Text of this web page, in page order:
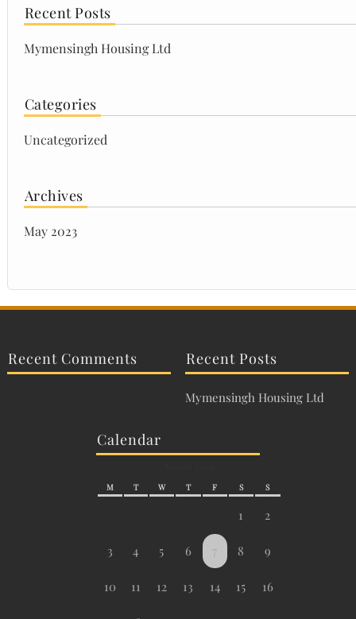
Recent Posts
Mymensingh Housing Ltd
Categories
Uncategorized
Archives
May 2023
Recent Comments Recent Posts
Mymensingh Housing Ltd
Calendar
M T W T F S S
1 2
3 4 5 6 8 9
10 11 12 13 14 15 16